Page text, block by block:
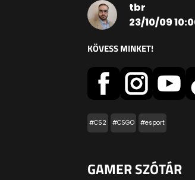
tbr
23/10/09
KÖVESS MINKET!
#CS2 #CSGO #esport
GAMER SZÓTÁR